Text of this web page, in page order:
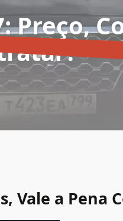
Preço,
Vale a Pena